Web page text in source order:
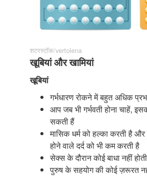
शटरस्टॉक/vertolena
खूबियां और खामियां
खूबियां
गर्भधारण रोकने में बहुत अधिक
आप जब भी गर्भवती होना चाहें,
सकती हैं
मासिक धर्म को हल्का करती है
होने वाले दर्द को भी कम करती है
सेक्स के दौरान कोई बाधा नहीं होती
पुरुष के सहयोग की कोई ज़रूरत